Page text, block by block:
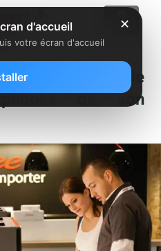
le prix de
de son
✕
d'accueil
votre écran d'accueil